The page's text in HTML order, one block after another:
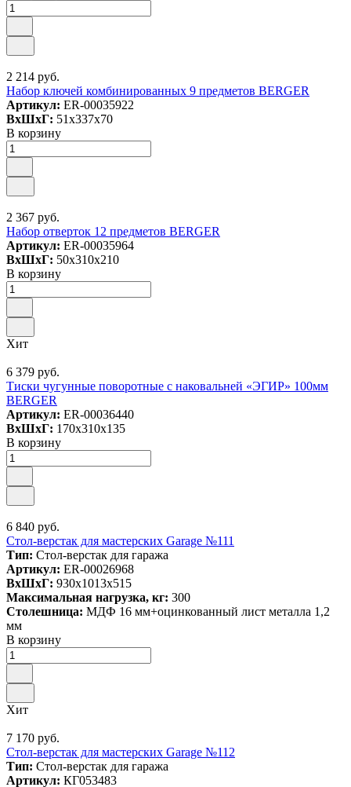
2 214 руб.
Набор ключей комбинированных 9 предметов BERGER
Артикул: ER-00035922
ВxШxГ: 51x337x70
В корзину
2 367 руб.
Набор отверток 12 предметов BERGER
Артикул: ER-00035964
ВxШxГ: 50x310x210
В корзину
Хит
6 379 руб.
Тиски чугунные поворотные с наковальней «ЭГИР» 100мм
BERGER
Артикул: ER-00036440
ВxШxГ: 170x310x135
В корзину
6 840 руб.
Стол-верстак для мастерских Garage №111
Тип: Стол-верстак для гаража
Артикул: ER-00026968
ВxШxГ: 930x1013x515
Максимальная нагрузка, кг: 300
Столешница: МДФ 16 мм+оцинкованный лист металла 1,2
мм
В корзину
Хит
7 170 руб.
Стол-верстак для мастерских Garage №112
Тип: Стол-верстак для гаража
Артикул: КГ053483